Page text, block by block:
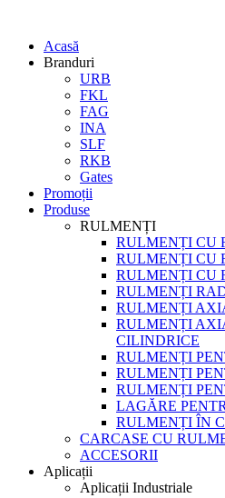
Acasă
Branduri
URB
FKL
FAG
INA
SLF
RKB
Gates
Promoții
Produse
RULMENȚI
RULMENȚI CU
RULMENȚI CU
RULMENȚI CU
RULMENȚI
RULMENȚI
RULMENȚI
CILINDRICE
RULMENȚI
RULMENȚI
RULMENȚI
LAGĂRE
RULMENȚI ÎN
CARCASE CU
ACCESORII
Aplicații
Aplicații Industriale